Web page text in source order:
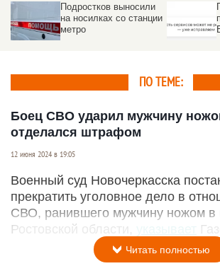
Подростков выносили
на носилках со станции
метро
ПО ТЕМЕ:
Боец СВО ударил мужчину
отделался штрафом
12 июня 2024 в 19:05
Военный суд Новочеркасска
прекратить уголовное дело в
СВО, ранившего мужчину ножом в
Ростовской области,
Читать полностью